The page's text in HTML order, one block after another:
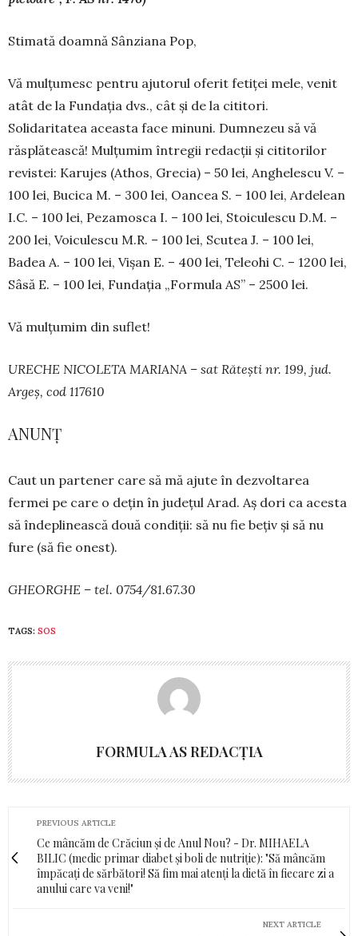
Stimată doamnă Sânziana Pop,
Vă mulțumesc pentru ajutorul oferit fetiței mele, venit
atât de la Fundația dvs., cât și de la ci­ti­tori.
Solidaritatea aceasta face minuni. Dum­nezeu să vă
răsplătească! Mulțu­mim întregii re­dac­ții și cititorilor
revistei: Karu­jes (Athos, Grecia) – 50 lei, An­ghe­lescu V. –
100 lei, Bucica M. – 300 lei, Oancea S. – 100 lei, Ar­delean
I.C. – 100 lei, Peza­mosca I. – 100 lei, Stoi­culescu D.M. –
200 lei, Voicu­lescu M.R. – 100 lei, Scutea J. – 100 lei,
Badea A. – 100 lei, Vișan E. – 400 lei, Teleohi C. – 1200 lei,
Sâsă E. – 100 lei, Fundația „Formula AS” – 2500 lei.
Vă mulțumim din suflet!
URECHE NICOLETA MARIANA – sat Rătești nr. 199, jud.
Argeș, cod 117610
ANUNȚ
Caut un partener care să mă ajute în dez­voltarea
fermei pe care o dețin în județul Arad. Aș dori ca acesta
să îndeplinească două condiții: să nu fie bețiv și să nu
fure (să fie onest).
GHEORGHE – tel. 0754/81.67.30
TAGS: SOS
FORMULA AS REDACȚIA
PREVIOUS ARTICLE
Ce mâncăm de Crăciun și de Anul Nou? - Dr. MIHAELA
BILIC (medic primar diabet și boli de nutriție): "Să mâncăm
împăcați de sărbători! Să fim mai atenți la dietă în fiecare zi a
anului care va veni!"
NEXT ARTICLE